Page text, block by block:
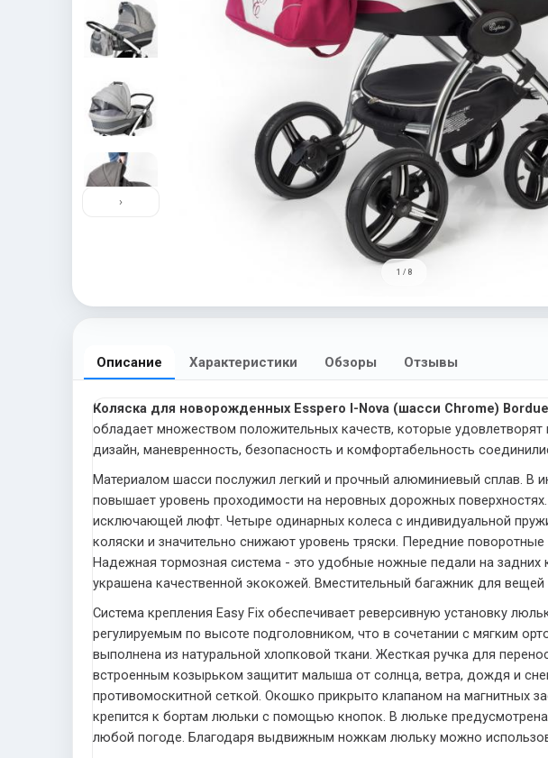
›
1 / 8
Описание Характеристики Обзоры Отзывы
Коляска для новорожденных Esspero I-Nova (шасси Chrome)
обладает множеством положительных качеств, которые
дизайн, маневренность, безопасность и комфортабельность
Материалом шасси послужил легкий и прочный алюминиевый сплав. В
повышает уровень проходимости на неровных дорожных
исключающей люфт. Четыре одинарных колеса с индивидуальной
коляски и значительно снижают уровень тряски. Передние
Надежная тормозная система - это удобные ножные педали на задних
украшена качественной экокожей. Вместительный багажник для
Система крепления Easy Fix обеспечивает реверсивную установку
регулируемым по высоте подголовником, что в сочетании с мягким
выполнена из натуральной хлопковой ткани. Жесткая ручка для
встроенным козырьком защитит малыша от солнца, ветра, дождя и
противомоскитной сеткой. Окошко прикрыто клапаном на магнитных
крепится к бортам люльки с помощью кнопок. В люльке
любой погоде. Благодаря выдвижным ножкам люльку можно